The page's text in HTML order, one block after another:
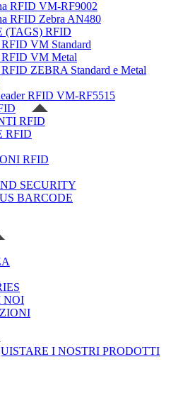
RFID VM-RF9002
RFID Zebra AN480
(TAGS) RFID
VM Standard
VM Metal
ZEBRA Standard e Metal
RFID VM-RF5515
RFID
RFID
RFID
SECURITY
BARCODE
NOI
I NOSTRI PRODOTTI